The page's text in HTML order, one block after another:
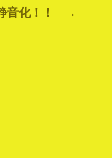
→
化！！